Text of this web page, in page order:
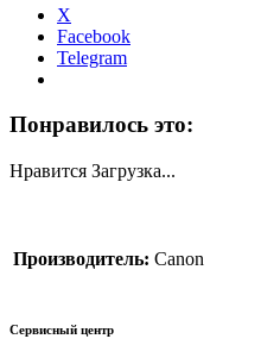
X
Facebook
Telegram
Понравилось это:
Нравится Загрузка...
Производитель: Canon
Сервисный центр